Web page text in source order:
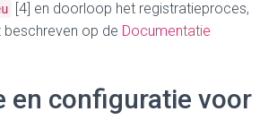
[4] en doorloop het registratieproces,
op de Documentatie
en configuratie voor